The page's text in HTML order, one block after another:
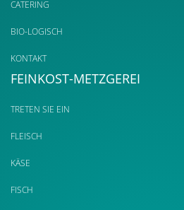
CATERING
BIO-LOGISCH
KONTAKT
FEINKOST-METZGEREI
TRETEN SIE EIN
FLEISCH
KÄSE
FISCH